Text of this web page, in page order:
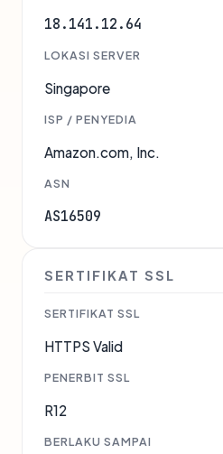
18.141.12.64
LOKASI SERVER
Singapore
ISP / PENYEDIA
Amazon.com, Inc.
ASN
AS16509
SERTIFIKAT SSL
SERTIFIKAT SSL
HTTPS Valid
PENERBIT SSL
R12
BERLAKU SAMPAI